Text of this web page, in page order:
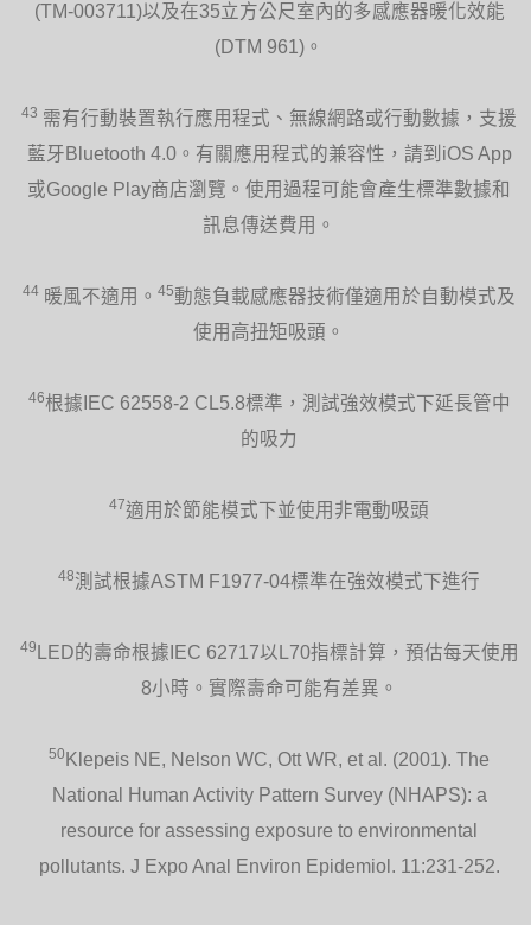
(TM-003711)以及在35立方公尺室內的多感應器暖化效能
(DTM 961)。
43 需有行動裝置執行應用程式、無線網路或行動數據，支援
藍牙Bluetooth 4.0。有關應用程式的兼容性，請到iOS App
或Google Play商店瀏覽。使用過程可能會產生標準數據和
訊息傳送費用。
44 暖風不適用。 45動態負載感應器技術僅適用於自動模式及
使用高扭矩吸頭。
46根據IEC 62558-2 CL5.8標準，測試強效模式下延長管中
的吸力
47適用於節能模式下並使用非電動吸頭
48測試根據ASTM F1977-04標準在強效模式下進行
49
LED的壽命根據IEC 62717以L70指標計算，預估每天使用
8小時。實際壽命可能有差異。
50 Klepeis NE, Nelson WC, Ott WR, et al. (2001). The
National Human Activity Pattern Survey (NHAPS): a
resource for assessing exposure to environmental
pollutants. J Expo Anal Environ Epidemiol. 11:231-252.